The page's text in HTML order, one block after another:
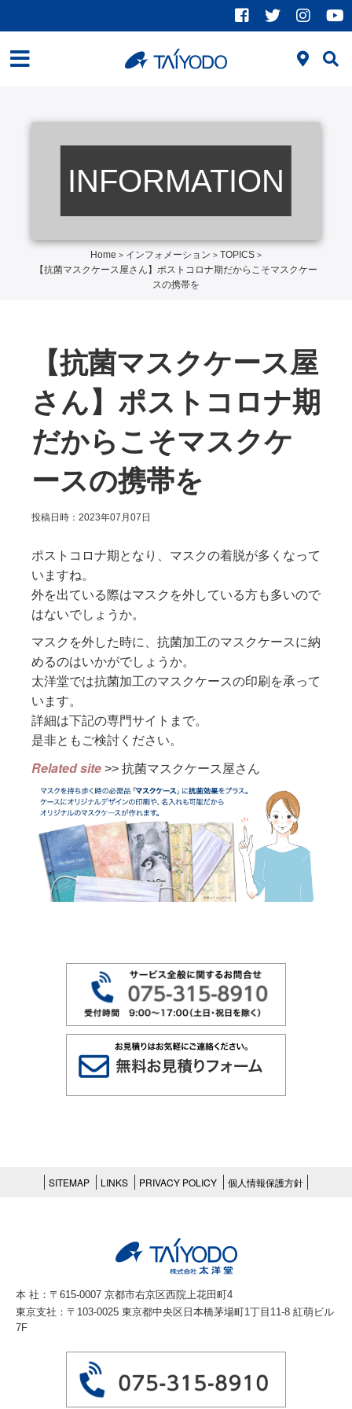
INFORMATION
Home > インフォメーション > TOPICS >
【抗菌マスクケース屋さん】ポストコロナ期だからこそマスクケー
スの携帯を
【抗菌マスクケース屋
さん】ポストコロナ期
だからこそマスクケ
ースの携帯を
投稿日時：2023年07月07日
ポストコロナ期となり、マスクの着脱が多くなって
いますね。
外を出ている際はマスクを外している方も多いので
はないでしょうか。
マスクを外した時に、抗菌加工のマスクケースに納
めるのはいかがでしょうか。
太洋堂では抗菌加工のマスクケースの印刷を承って
います。
詳細は下記の専門サイトまで。
是非ともご検討ください。
Related site >> 抗菌マスクケース屋さん
SITEMAP LINKS PRIVACY POLICY 個人情報保護方針
本 社：〒615-0007 京都市右京区西院上花田町4
東京支社：〒103-0025 東京都中央区日本橋茅場町1丁目11-8 紅萌ビル
7F